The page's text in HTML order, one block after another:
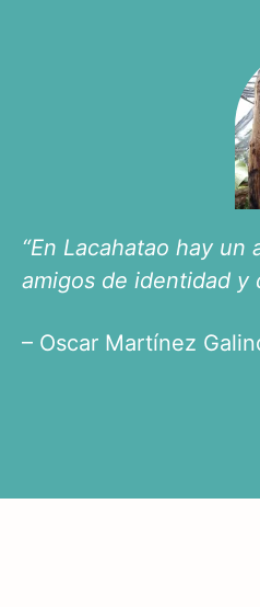
“En Lacahatao hay
amigos de identidad y
– Oscar Martínez